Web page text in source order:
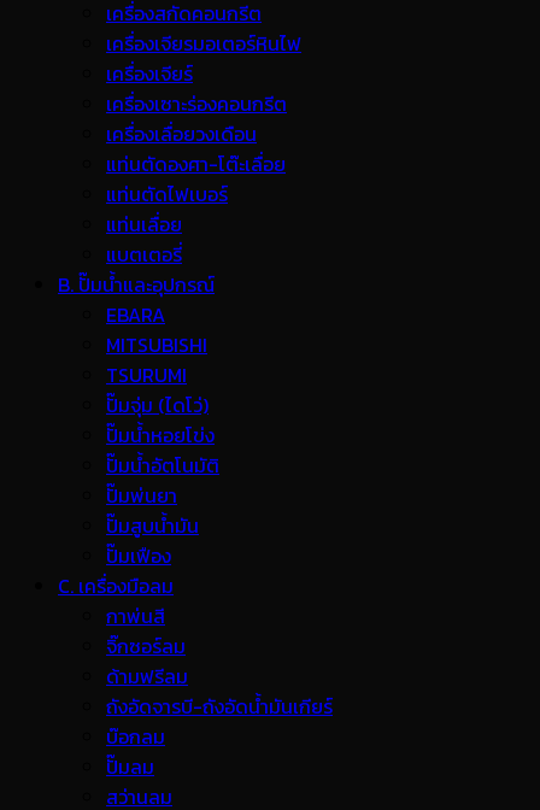
เครื่องสกัดคอนกรีต
เครื่องเจียรมอเตอร์หินไฟ
เครื่องเจียร์
เครื่องเซาะร่องคอนกรีต
เครื่องเลื่อยวงเดือน
แท่นตัดองศา-โต๊ะเลื่อย
แท่นตัดไฟเบอร์
แท่นเลื่อย
แบตเตอรี่
B. ปั๊มน้ำและอุปกรณ์
EBARA
MITSUBISHI
TSURUMI
ปั๊มจุ่ม (ไดโว่)
ปั๊มน้ำหอยโข่ง
ปั๊มน้ำอัตโนมัติ
ปั๊มพ่นยา
ปั๊มสูบน้ำมัน
ปั๊มเฟือง
C. เครื่องมือลม
กาพ่นสี
จิ๊กซอร์ลม
ด้ามฟรีลม
ถังอัดจารบี-ถังอัดน้ำมันเกียร์
บ๊อกลม
ปั๊มลม
สว่านลม